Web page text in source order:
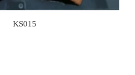
KS015